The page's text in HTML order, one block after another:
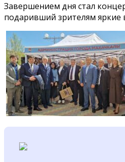
Завершением дня стал
подаривший зрителям яркие